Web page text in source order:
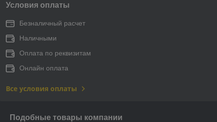
Условия оплаты
Безналичный расчет
Наличными
Оплата по реквизитам
Онлайн оплата
Все условия оплаты
Подобные товары компании